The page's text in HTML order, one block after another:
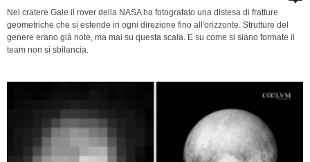
Nel cratere Gale il rover della NASA ha fotografato una distesa di fratture
geometriche che si estende in ogni direzione fino all'orizzonte. Strutture del
genere erano già note, ma mai su questa scala. E su come si siano formate il
team non si sbilancia.